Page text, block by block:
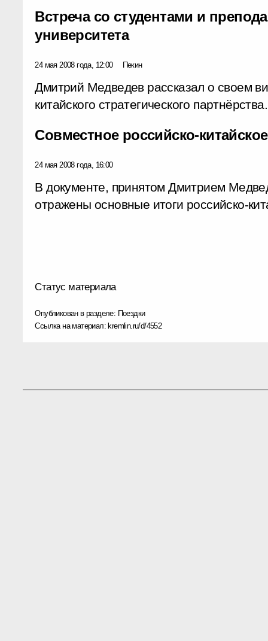
Встреча со студентами и
университета
24 мая 2008 года, 12:00 Пекин
Дмитрий Медведев рассказал о своем
китайского стратегического партнёрства.
Совместное российско-
24 мая 2008 года, 16:00
В документе, принятом Дмитрием
отражены основные итоги российско-
Статус материала
Опубликован в разделе: Поездки
Ссылка на материал: kremlin.ru/d/4552